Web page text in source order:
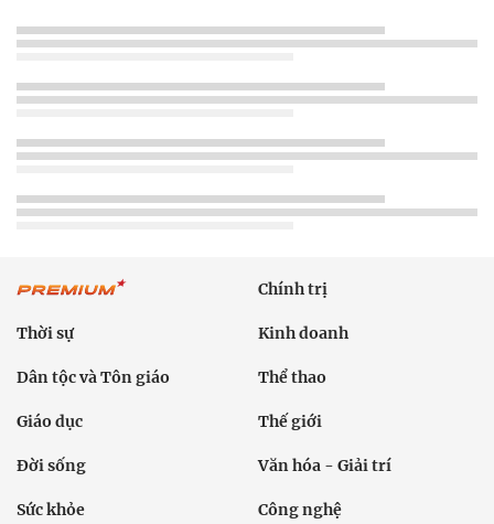
Chính trị
Thời sự Kinh doanh
Dân tộc và Tôn giáo Thể thao
Giáo dục Thế giới
Đời sống Văn hóa - Giải trí
Sức khỏe Công nghệ